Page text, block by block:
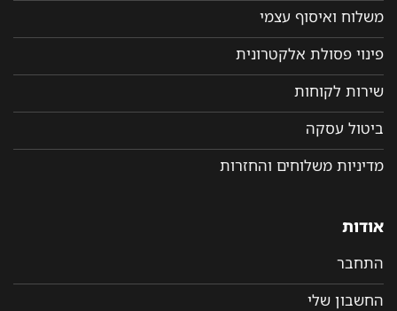
משלוח ואיסוף עצמי
פינוי פסולת אלקטרונית
שירות לקוחות
ביטול עסקה
מדיניות משלוחים והחזרות
אודות
התחבר
החשבון שלי